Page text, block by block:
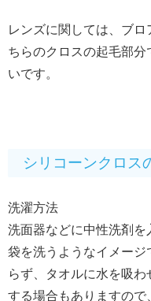
レンズに関しては、ブ
ちらのクロスの起毛部
いです。
シリコーンクロス
洗濯方法
洗面器などに中性洗剤
袋を洗うようなイメー
らず、タオルに水を吸
する場合もありますので